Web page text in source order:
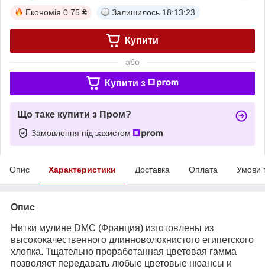
Економія 0.75 ₴ Залишилось 18:13:23
Купити
або
Купити з
Що таке купити з Пром?
Замовлення під захистом
Опис Характеристики Доставка Оплата Умови
Опис
Нитки мулине DMC (Франция) изготовлены из
высококачественного длинноволокнистого египетского
хлопка. Тщательно проработанная цветовая гамма
позволяет передавать любые цветовые нюансы и